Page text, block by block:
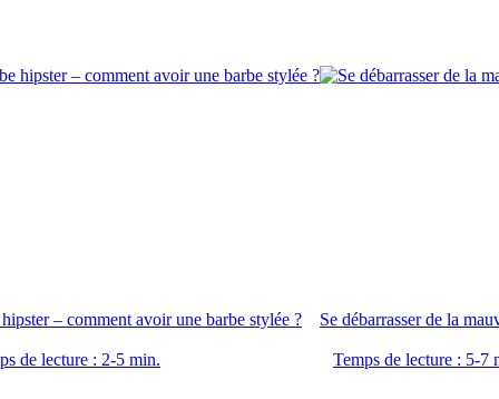
– comment avoir une barbe stylée ?
de lecture : 2-5 min.
Se débarrasser de la
Temps de lecture : 5-7